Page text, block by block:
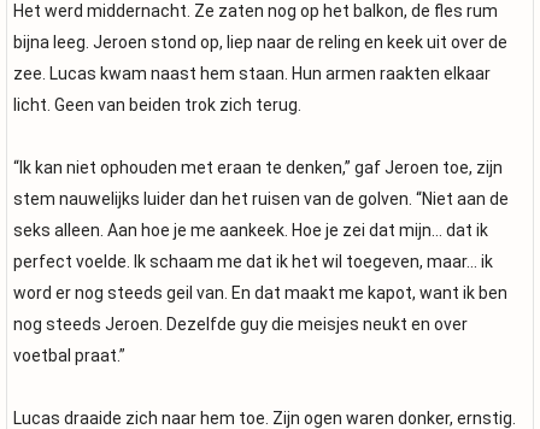
Het werd middernacht. Ze zaten nog op het balkon, de fles rum
bijna leeg. Jeroen stond op, liep naar de reling en keek uit over de
zee. Lucas kwam naast hem staan. Hun armen raakten elkaar
licht. Geen van beiden trok zich terug.
“Ik kan niet ophouden met eraan te denken,” gaf Jeroen toe, zijn
stem nauwelijks luider dan het ruisen van de golven. “Niet aan de
seks alleen. Aan hoe je me aankeek. Hoe je zei dat mijn… dat ik
perfect voelde. Ik schaam me dat ik het wil toegeven, maar… ik
word er nog steeds geil van. En dat maakt me kapot, want ik ben
nog steeds Jeroen. Dezelfde guy die meisjes neukt en over
voetbal praat.”
Lucas draaide zich naar hem toe. Zijn ogen waren donker, ernstig.